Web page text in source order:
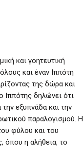
και γοητευτική
και έναν Ιππότη
της δώρα και
Ιππότης δηλώνει ότι
εξυπνάδα και την
παραλογισμού. Η
φύλου και του
όπου η αλήθεια, το